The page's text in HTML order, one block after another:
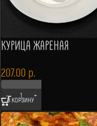
КУРИЦА ЖАРЕНАЯ
207.00 р.
В КОРЗИНУ